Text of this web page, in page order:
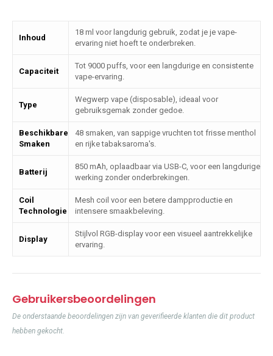
Inhoud
18 ml voor langdurig gebruik, zodat je je vape-
ervaring niet hoeft te onderbreken.
Capaciteit
Tot 9000 puffs, voor een langdurige en consistente
vape-ervaring.
Type
Wegwerp vape (disposable), ideaal voor
gebruiksgemak zonder gedoe.
Beschikbare
Smaken
48 smaken, van sappige vruchten tot frisse menthol
en rijke tabaksaroma's.
Batterij
850 mAh, oplaadbaar via USB-C, voor een langdurige
werking zonder onderbrekingen.
Coil
Technologie
Mesh coil voor een betere dampproductie en
intensere smaakbeleving.
Display
Stijlvol RGB-display voor een visueel aantrekkelijke
ervaring.
Gebruikersbeoordelingen
De onderstaande beoordelingen zijn van geverifieerde klanten die dit product
hebben gekocht.